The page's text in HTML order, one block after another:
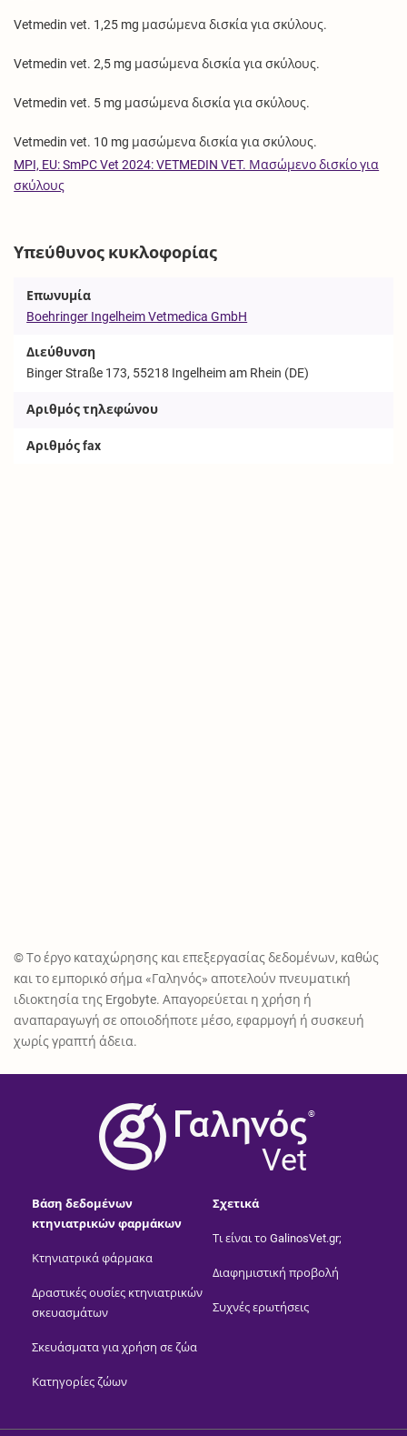
Vetmedin vet. 1,25 mg μασώμενα δισκία για σκύλους.
Vetmedin vet. 2,5 mg μασώμενα δισκία για σκύλους.
Vetmedin vet. 5 mg μασώμενα δισκία για σκύλους.
Vetmedin vet. 10 mg μασώμενα δισκία για σκύλους.
MPI, EU: SmPC Vet 2024: VETMEDIN VET. Μασώμενο δισκίο για
σκύλους
Υπεύθυνος κυκλοφορίας
Επωνυμία
Boehringer Ingelheim Vetmedica GmbH
Διεύθυνση
Binger Straße 173, 55218 Ingelheim am Rhein (DE)
Αριθμός τηλεφώνου
Αριθμός fax
© Το έργο καταχώρησης και επεξεργασίας δεδομένων, καθώς
και το εμπορικό σήμα «Γαληνός» αποτελούν πνευματική
ιδιοκτησία της Ergobyte. Απαγορεύεται η χρήση ή
αναπαραγωγή σε οποιοδήποτε μέσο, εφαρμογή ή συσκευή
χωρίς γραπτή άδεια.
®
Vet
Βάση δεδομένων
κτηνιατρικών φαρμάκων
Κτηνιατρικά φάρμακα
Δραστικές ουσίες κτηνιατρικών
σκευασμάτων
Σκευάσματα για χρήση σε ζώα
Κατηγορίες ζώων
Σχετικά
Τι είναι το GalinosVet.gr;
Διαφημιστική προβολή
Συχνές ερωτήσεις